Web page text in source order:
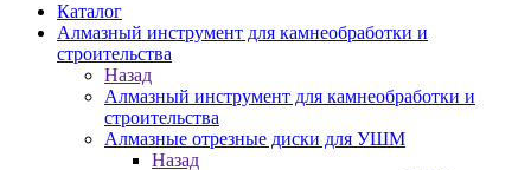
Каталог
Алмазный инструмент для камнеобработки и
строительства
Назад
Алмазный инструмент для камнеобработки и
строительства
Алмазные отрезные диски для УШМ
Назад